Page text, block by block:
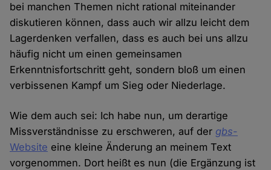
bei manchen Themen nicht rational miteinander
diskutieren können, dass auch wir allzu leicht dem
Lagerdenken verfallen, dass es auch bei uns allzu
häufig nicht um einen gemeinsamen
Erkenntnisfortschritt geht, sondern bloß um einen
verbissenen Kampf um Sieg oder Niederlage.
Wie dem auch sei: Ich habe nun, um derartige
Missverständnisse zu erschweren, auf der gbs-
Website eine kleine Änderung an meinem Text
vorgenommen. Dort heißt es nun (die Ergänzung ist